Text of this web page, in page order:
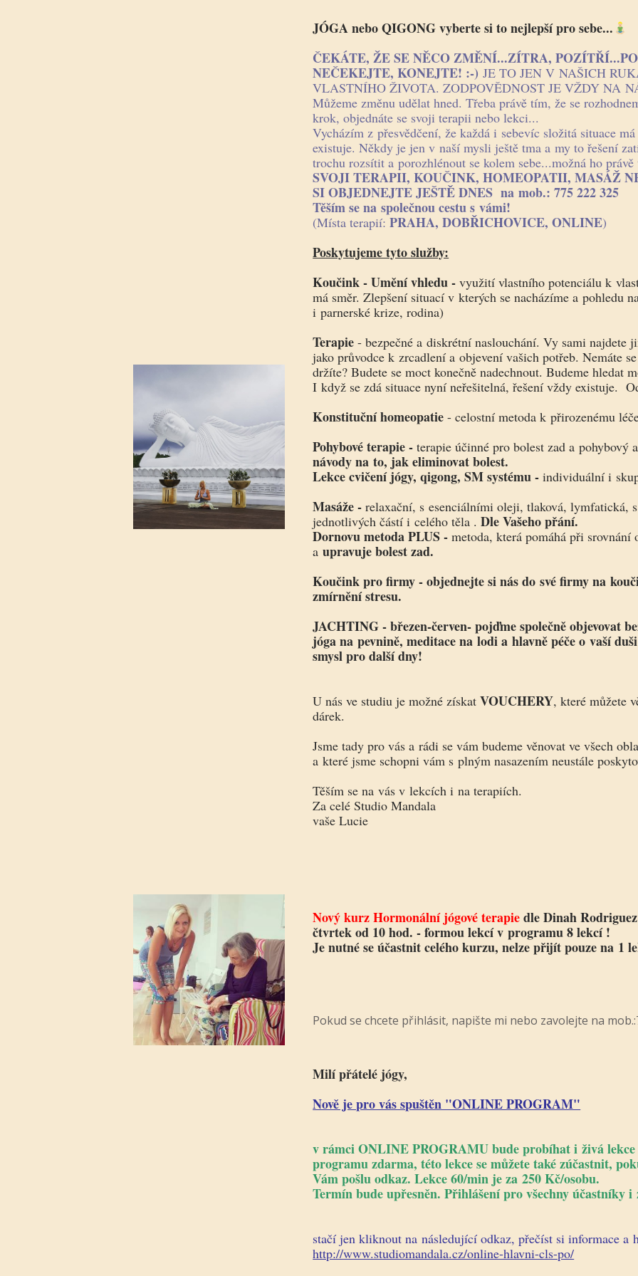
JÓGA nebo QIGONG vyberte si to nejlepší pro sebe...
ČEKÁTE, ŽE SE NĚCO ZMĚNÍ...ZÍTRA,
NEČEKEJTE, KONEJTE! :-) JE TO JEN V NAŠICH
VLASTNÍHO ŽIVOTA. ZODPOVĚDNOST JE VŽDY NA
Můžeme změnu udělat hned. Třeba právě tím, že se
krok, objednáte se svoji terapii nebo lekci...
Vycházím z přesvědčení, že každá i sebevíc složitá situace
existuje. Někdy je jen v naší mysli ještě tma a my to řešení
trochu rozsítit a porozhlénout se kolem sebe...možná ho
SVOJI TERAPII, KOUČINK, HOMEOPATII, MASÁŽ
SI OBJEDNEJTE JEŠTĚ DNES na mob.:775 222 325
Těším se na společnou cestu s vámi!
(Místa terapií:PRAHA, DOBŘICHOVICE, ONLINE)
Poskytujeme tyto služby:
Koučink - Umění vhledu -využití vlastního potenciálu k
má směr. Zlepšení situací v kterých se nacházíme a pohledu
i parnerské krize, rodina)
Terapie - bezpečné a diskrétní naslouchání. Vy sami najdete
jako průvodce k zrcadlení a objevení vašich potřeb. Nemáte
držíte? Budete se moct konečně nadechnout. Budeme hledat
I když se zdá situace nyní neřešitelná, řešení vždy existuje.
Konstituční homeopatie- celostní metoda k přirozenému
Pohybové terapie - terapie účinné pro bolest zad a
návody na to, jak eliminovat bolest.
Lekce cvičení jógy, qigong, SM systému -individuální i
Masáže -relaxační, s esenciálními oleji, tlaková, lymfatická,
jednotlivých částí i celého těla .Dle Vašeho přání.
Dornovu metoda PLUS -metoda, která pomáhá při
aupravuje bolest zad.
Koučink pro firmy - objednejte si nás do své firmy na
zmírnění stresu.
JACHTING - březen-červen- pojďme společně objevovat
jóga na pevnině, meditace na lodi a hlavně péče o vaší
smysl pro další dny!
U nás ve studiu je možné získatVOUCHERY, které můžete
dárek.
Jsme tady pro vás a rádi se vám budeme věnovat ve všech
a které jsme schopni vám s plným nasazením neustále
Těším se na vás v lekcích i na terapiích.
Za celé Studio Mandala
vaše Lucie
Nový kurz Hormonální jógové terapiedle Dinah
čtvrtek od 10 hod. - formou lekcí v programu 8 lekcí !
Je nutné se účastnit celého kurzu, nelze přijít pouze na 1
Pokud se chcete přihlásit, napište mi nebo zavolejte na
Milí přátelé jógy,
Nově je pro vás spuštěn "ONLINE PROGRAM"
v rámci ONLINE PROGRAMU bude probíhat i živá
programu zdarma, této lekce se můžete také zúčastnit,
Vám pošlu odkaz. Lekce 60/min je za 250 Kč/osobu.
Termín bude upřesněn. Přihlášení pro všechny účastníky
stačí jen kliknout na následující odkaz, přečíst si informace a
http://www.studiomandala.cz/online-hlavni-cls-po/